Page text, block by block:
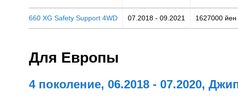
660 XG Safety Support 4WD 07.2018 - 09.2021 1627000 йен
Для Европы
4 поколение, 06.2018 - 07.2020,